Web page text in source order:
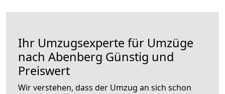
Ihr Umzugsexperte für Umzüge
nach Abenberg Günstig und
Preiswert
Wir verstehen, dass der Umzug an sich schon